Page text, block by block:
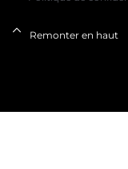
Remonter en haut